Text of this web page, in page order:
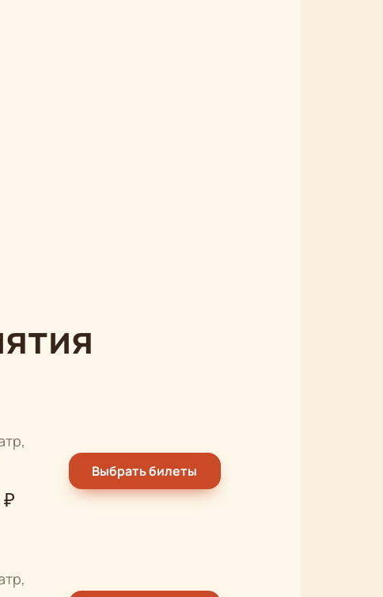
₽
Выбрать билеты